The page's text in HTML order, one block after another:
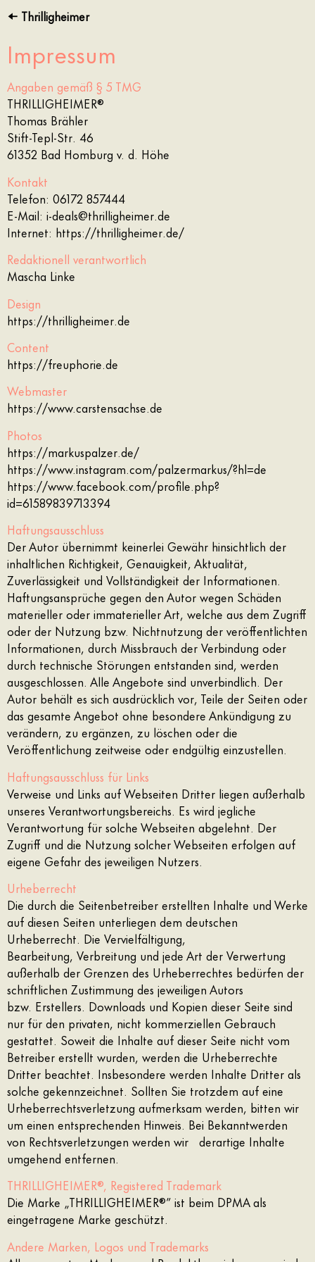
← Thrilligheimer
Impressum
Angaben gemäß § 5 TMG
THRILLIGHEIMER®
Thomas Brähler
Stift-Tepl-Str. 46
61352 Bad Homburg v. d. Höhe
Kontakt
Telefon: 06172 857444
E-Mail: i-deals@thrilligheimer.de
Internet: https://thrilligheimer.de/
Redaktionell verantwortlich
Mascha Linke
Design
https://thrilligheimer.de
Content
https://freuphorie.de
Webmaster
https://www.carstensachse.de
Photos
https://markuspalzer.de/
https://www.instagram.com/palzermarkus/?hl=de
https://www.facebook.com/profile.php?
id=61589839713394
Haftungsausschluss
Der Autor übernimmt keinerlei Gewähr hinsichtlich der
inhaltlichen Richtigkeit, Genauigkeit, Aktualität,
Zuverlässigkeit und Vollständigkeit der Informationen.
Haftungsansprüche gegen den Autor wegen Schäden
materieller oder immaterieller Art, welche aus dem Zugriff
oder der Nutzung bzw. Nichtnutzung der veröffentlichten
Informationen, durch Missbrauch der Verbindung oder
durch technische Störungen entstanden sind, werden
ausgeschlossen. Alle Angebote sind unverbindlich. Der
Autor behält es sich ausdrücklich vor, Teile der Seiten oder
das gesamte Angebot ohne besondere Ankündigung zu
verändern, zu ergänzen, zu löschen oder die
Veröffentlichung zeitweise oder endgültig einzustellen.
Haftungsausschluss für Links
Verweise und Links auf Webseiten Dritter liegen außerhalb
unseres Verantwortungsbereichs. Es wird jegliche
Verantwortung für solche Webseiten abgelehnt. Der
Zugriff und die Nutzung solcher Webseiten erfolgen auf
eigene Gefahr des jeweiligen Nutzers.
Urheberrecht
Die durch die Seitenbetreiber erstellten Inhalte und Werke
auf diesen Seiten unterliegen dem deutschen
Urheberrecht. Die Vervielfältigung,
Bearbeitung, Verbreitung und jede Art der Verwertung
außerhalb der Grenzen des Urheberrechtes bedürfen der
schriftlichen Zustimmung des jeweiligen Autors
bzw. Erstellers. Downloads und Kopien dieser Seite sind
nur für den privaten, nicht kommerziellen Gebrauch
gestattet. Soweit die Inhalte auf dieser Seite nicht vom
Betreiber erstellt wurden, werden die Urheberrechte
Dritter beachtet. Insbesondere werden Inhalte Dritter als
solche gekennzeichnet. Sollten Sie trotzdem auf eine
Urheberrechtsverletzung aufmerksam werden, bitten wir
um einen entsprechenden Hinweis. Bei Bekanntwerden
von Rechtsverletzungen werden wir derartige Inhalte
umgehend entfernen.
THRILLIGHEIMER®, Registered Trademark
Die Marke „THRILLIGHEIMER®” ist beim DPMA als
eingetragene Marke geschützt.
Andere Marken, Logos und Trademarks